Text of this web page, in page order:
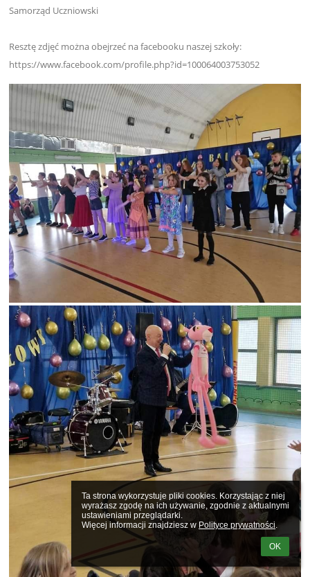
Ta strona wykorzystuje pliki cookies. Korzystając z niej
wyrażasz zgodę na ich używanie, zgodnie z aktualnymi
ustawieniami przeglądarki.
Więcej informacji znajdziesz w Polityce prywatności.
OK
Samorząd Uczniowski
Resztę zdjęć można obejrzeć na facebooku naszej szkoły:
https://www.facebook.com/profile.php?id=100064003753052